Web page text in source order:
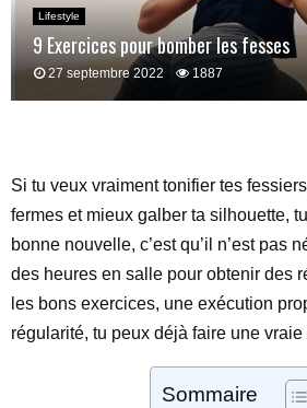
Lifestyle
9 Exercices pour bomber les fesses
27 septembre 2022 1887
Si tu veux vraiment tonifier tes
fermes et mieux galber ta silhouette,
bonne nouvelle, c’est qu’il n’est pas
des heures en salle pour obtenir des
les bons exercices, une exécution
régularité, tu peux déjà faire une vraie
Sommaire